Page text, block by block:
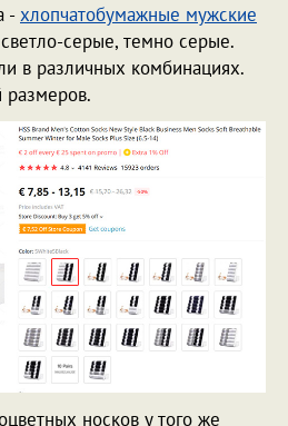
-хлопчатобумажные мужские
серые, темно серые.
в различных комбинациях.
размеров.
носков у того же